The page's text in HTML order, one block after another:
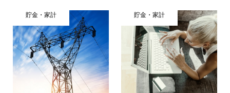
貯金・家計 貯金・家計